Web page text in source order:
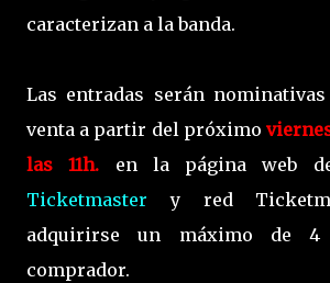
caracterizan a la banda.
Las entradas serán
venta a partir del próximo
las 11h. en la página web
Ticketmaster y red
adquirirse un máximo de 4
comprador.